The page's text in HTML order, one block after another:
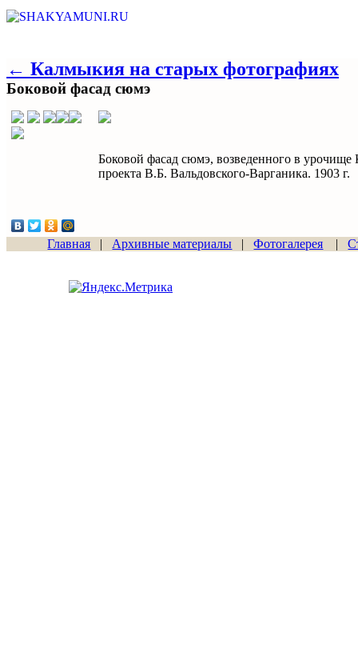
← Калмыкия на старых фотографиях
Боковой фасад сюмэ
Боковой фасад сюмэ, возведенного в
проекта В.Б. Вальдовского-Варганика. 1903 г.
Главная | Архивные материалы |Фотогалерея |